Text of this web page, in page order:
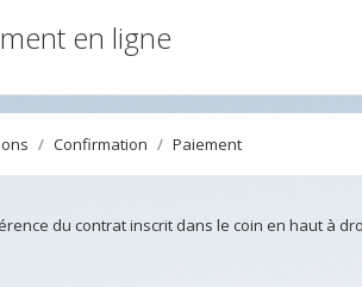
en ligne
Confirmation Paiement
du contrat inscrit dans le coin en haut à